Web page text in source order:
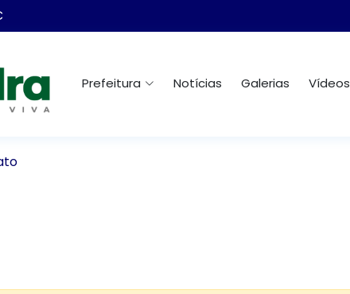
Prefeitura Notícias Galerias Vídeos